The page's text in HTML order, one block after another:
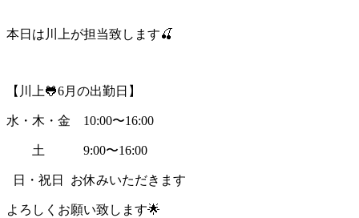
本日は川上が担当致します🍒
【川上🐸6月の出勤日】
水・木・金 10:00〜16:00
土 9:00〜16:00
日・祝日 お休みいただきます
よろしくお願い致します🌟